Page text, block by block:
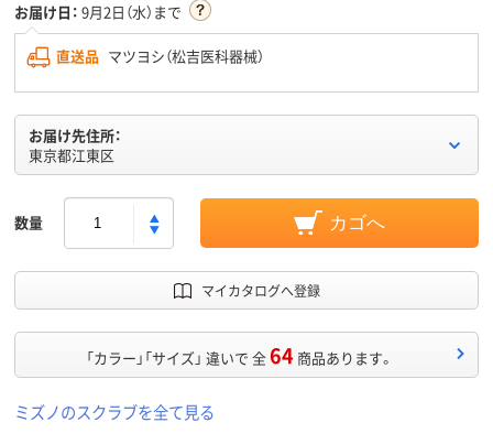
お届け日： 9月2日（水）まで
直送品 マツヨシ（松吉医科器械）
お届け先住所：
東京都江東区
数量 カゴへ
マイカタログへ登録
「カラー」「サイズ」 違いで 全64 商品あります。
ミズノのスクラブを全て見る